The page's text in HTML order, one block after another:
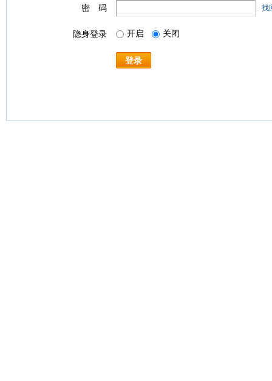
密 码 找
隐身登录 开启 关闭
登录